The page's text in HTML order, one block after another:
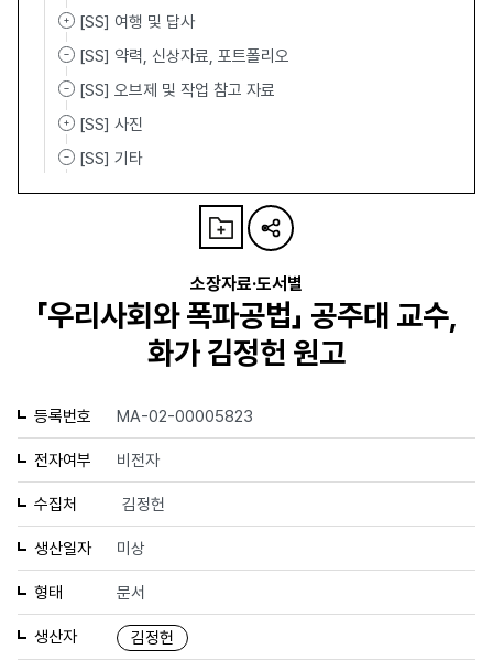
[SS] 여행 및 답사
[SS] 약력, 신상자료, 포트폴리오
[SS] 오브제 및 작업 참고 자료
[SS] 사진
[SS] 기타
소장자료·도서별
「우리사회와 폭파공법」 공주대 교수,
화가 김정헌 원고
등록번호 MA-02-00005823
전자여부 비전자
수집처 김정헌
생산일자 미상
형태 문서
생산자 김정헌